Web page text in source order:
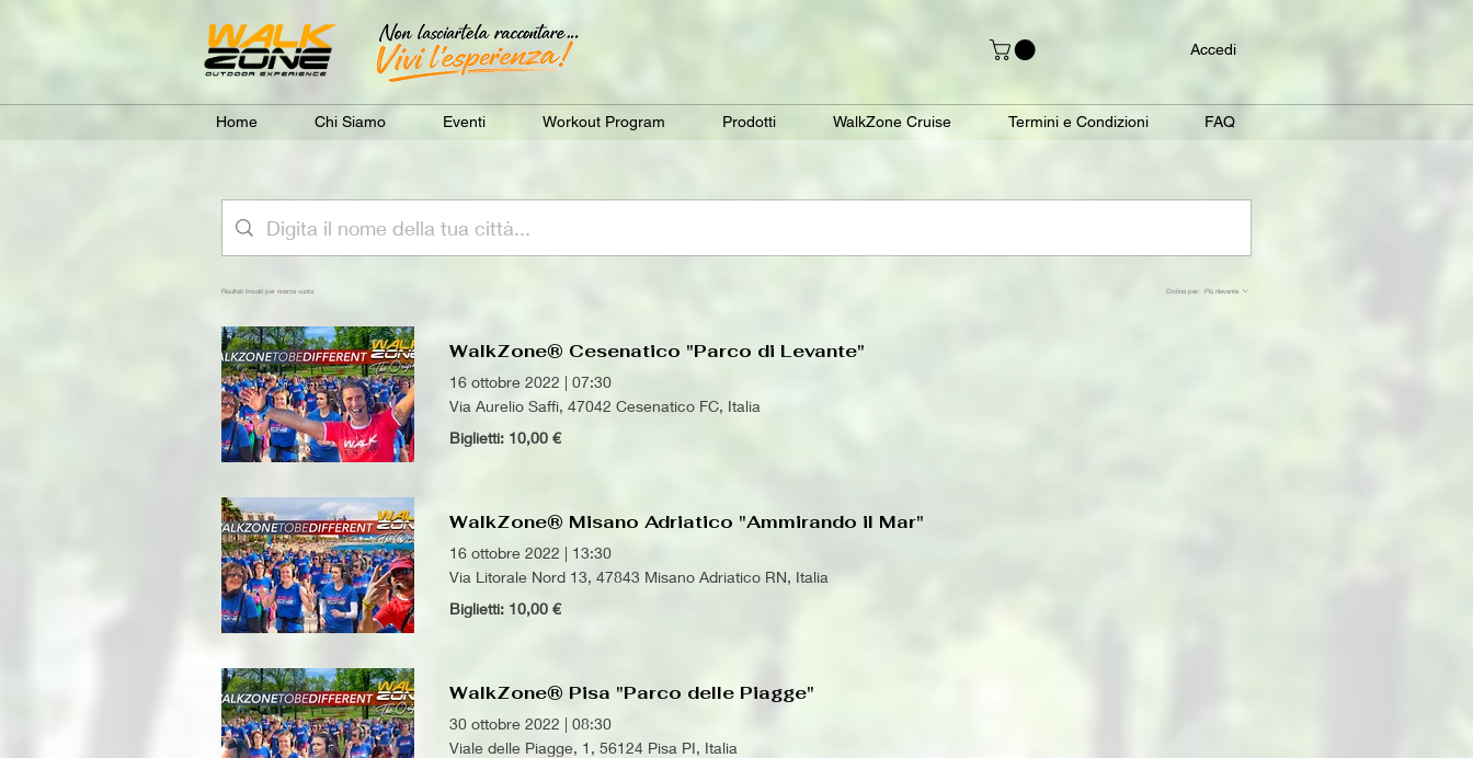
Accedi
Home Chi Siamo Eventi Workout Program Prodotti WalkZone Cruise Termini e Condizioni FAQ
Risultati trovati per ricerca vuota Ordina per: Più rilevante
WalkZone® Cesenatico "Parco di Levante"
16 ottobre 2022 | 07:30
Via Aurelio Saffi, 47042 Cesenatico FC, Italia
Biglietti: 10,00 €
WalkZone® Misano Adriatico "Ammirando il Mar"
16 ottobre 2022 | 13:30
Via Litorale Nord 13, 47843 Misano Adriatico RN, Italia
Biglietti: 10,00 €
WalkZone® Pisa "Parco delle Piagge"
30 ottobre 2022 | 08:30
Viale delle Piagge, 1, 56124 Pisa PI, Italia